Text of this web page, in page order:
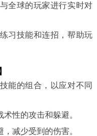
全球的玩家进行实时对
习技能和连招，帮助玩
能的组合，以应对不同
性的攻击和躲避。
减少受到的伤害。